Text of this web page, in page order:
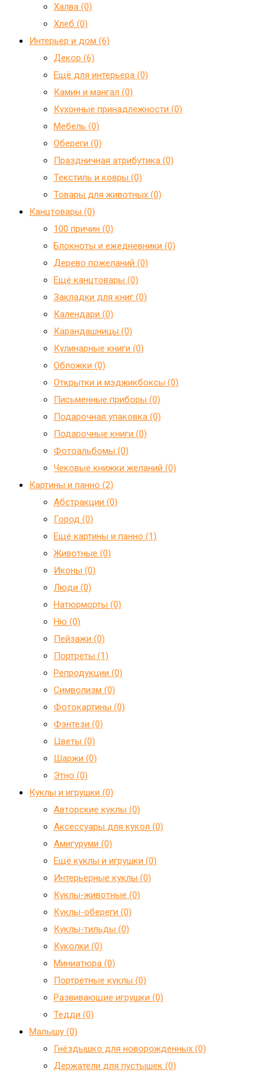
Халва (0)
Хлеб (0)
Интерьер и дом (6)
Декор (6)
Ещё для интерьера (0)
Камин и мангал (0)
Кухонные принадлежности (0)
Мебель (0)
Обереги (0)
Праздничная атрибутика (0)
Текстиль и ковры (0)
Товары для животных (0)
Канцтовары (0)
100 причин (0)
Блокноты и ежедневники (0)
Дерево пожеланий (0)
Ещё канцтовары (0)
Закладки для книг (0)
Календари (0)
Карандашницы (0)
Кулинарные книги (0)
Обложки (0)
Открытки и мэджикбоксы (0)
Письменные приборы (0)
Подарочная упаковка (0)
Подарочные книги (0)
Фотоальбомы (0)
Чековые книжки желаний (0)
Картины и панно (2)
Абстракции (0)
Город (0)
Ещё картины и панно (1)
Животные (0)
Иконы (0)
Люди (0)
Натюрморты (0)
Ню (0)
Пейзажи (0)
Портреты (1)
Репродукции (0)
Символизм (0)
Фотокартины (0)
Фэнтези (0)
Цветы (0)
Шаржи (0)
Этно (0)
Куклы и игрушки (0)
Авторские куклы (0)
Аксессуары для кукол (0)
Амигуруми (0)
Ещё куклы и игрушки (0)
Интерьерные куклы (0)
Куклы-животные (0)
Куклы-обереги (0)
Куклы-тильды (0)
Куколки (0)
Миниатюра (0)
Портретные куклы (0)
Развивающие игрушки (0)
Тедди (0)
Малышу (0)
Гнёздышко для новорожденных (0)
Держатели для пустышек (0)